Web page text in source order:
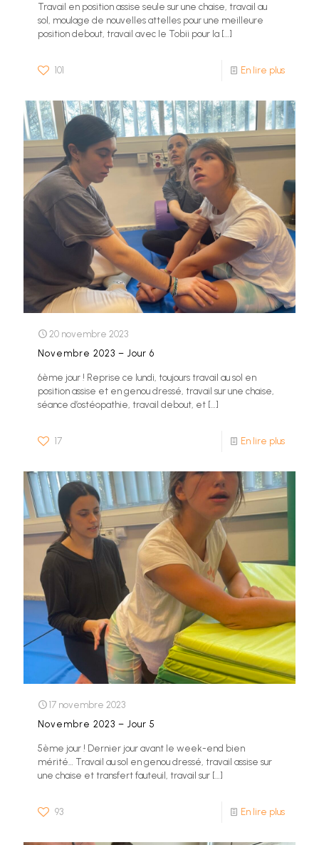
Travail en position assise seule sur une chaise, travail au
sol, moulage de nouvelles attelles pour une meilleure
position debout, travail avec le Tobii pour la […]
101 En lire plus
20 novembre 2023
Novembre 2023 – Jour 6
6ème jour ! Reprise ce lundi, toujours travail au sol en
position assise et en genou dressé, travail sur une chaise,
séance d’ostéopathie, travail debout, et […]
17 En lire plus
17 novembre 2023
Novembre 2023 – Jour 5
5ème jour ! Dernier jour avant le week-end bien
mérité… Travail au sol en genou dressé, travail assise sur
une chaise et transfert fauteuil, travail sur […]
93 En lire plus